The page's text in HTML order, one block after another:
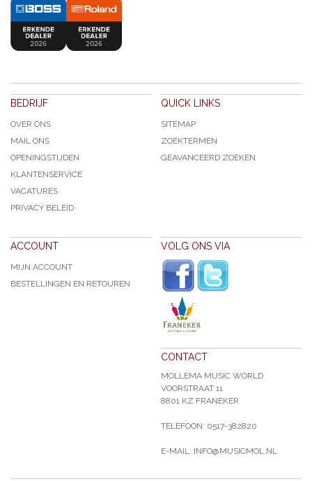
BEDRIJF
OVER ONS
MAIL ONS
OPENINGSTIJDEN
KLANTENSERVICE
VACATURES
PRIVACY BELEID
QUICK LINKS
SITEMAP
ZOEKTERMEN
GEAVANCEERD ZOEKEN
ACCOUNT
MIJN ACCOUNT
BESTELLINGEN EN RETOUREN
VOLG ONS VIA
CONTACT
MOLLEMA MUSIC WORLD
VOORSTRAAT 11
8801 KZ FRANEKER
TELEFOON: 0517-382820
E-MAIL: INFO@MUSICMOL.NL